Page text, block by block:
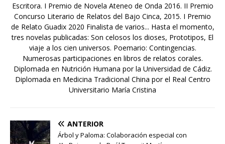
Escritora. I Premio de Novela Ateneo de Onda 2016. II Premio
Concurso Literario de Relatos del Bajo Cinca, 2015. I Premio
de Relato Guadix 2020 Finalista de varios... Hasta el momento,
tres novelas publicadas: Son celosos los dioses, Prototipos, El
viaje a los cien universos. Poemario: Contingencias.
Numerosas participaciones en libros de relatos corales.
Diplomada en Nutrición Humana por la Universidad de Cádiz.
Diplomada en Medicina Tradicional China por el Real Centro
Universitario María Cristina
ANTERIOR
Árbol y Paloma: Colaboración especial con